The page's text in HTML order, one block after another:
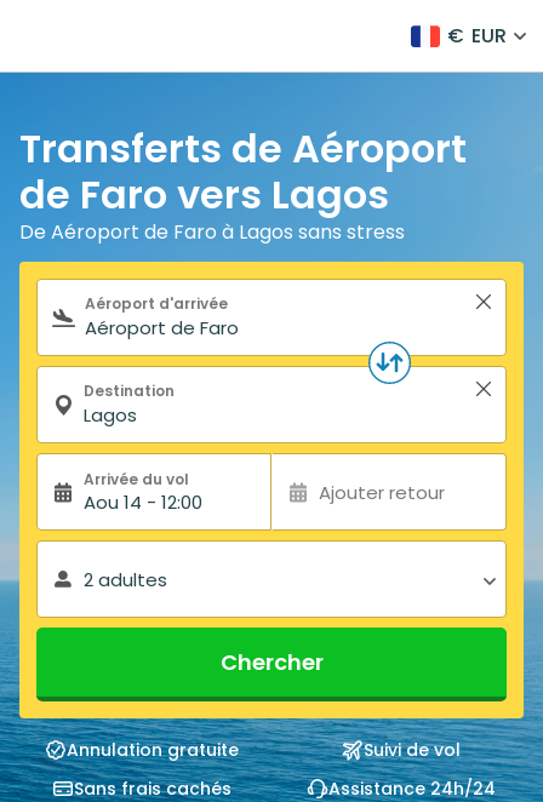
€ EUR
Transferts de Aéroport
de Faro vers Lagos
De Aéroport de Faro à Lagos sans stress
Formulaire de recherche
Aéroport d'arrivée
Destination
Arrivée du vol
Aou 14 - 12:00 Ajouter retour
2 adultes
Chercher
Annulation gratuite
Suivi de vol
Sans frais cachés
Assistance 24h/24